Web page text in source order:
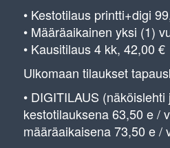
• Kestotilaus printti+digi
• Määräaikainen yksi (1)
• Kausitilaus 4 kk, 42,00 €
Ulkomaan tilaukset
• DIGITILAUS
kestotilauksena 63,50 e /
määräaikaisena 73,50 e /